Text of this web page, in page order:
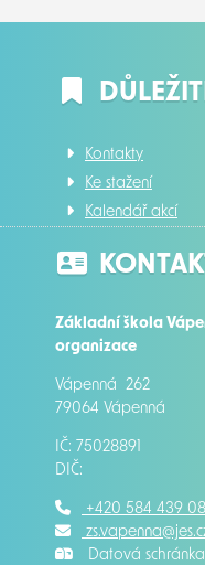
Kontakty
Ke stažení
Kalendář akcí
Základní škola
organizace
Vápenná 262
79064 Vápenná
IČ: 75028891
DIČ:
+420 584 439
Datová